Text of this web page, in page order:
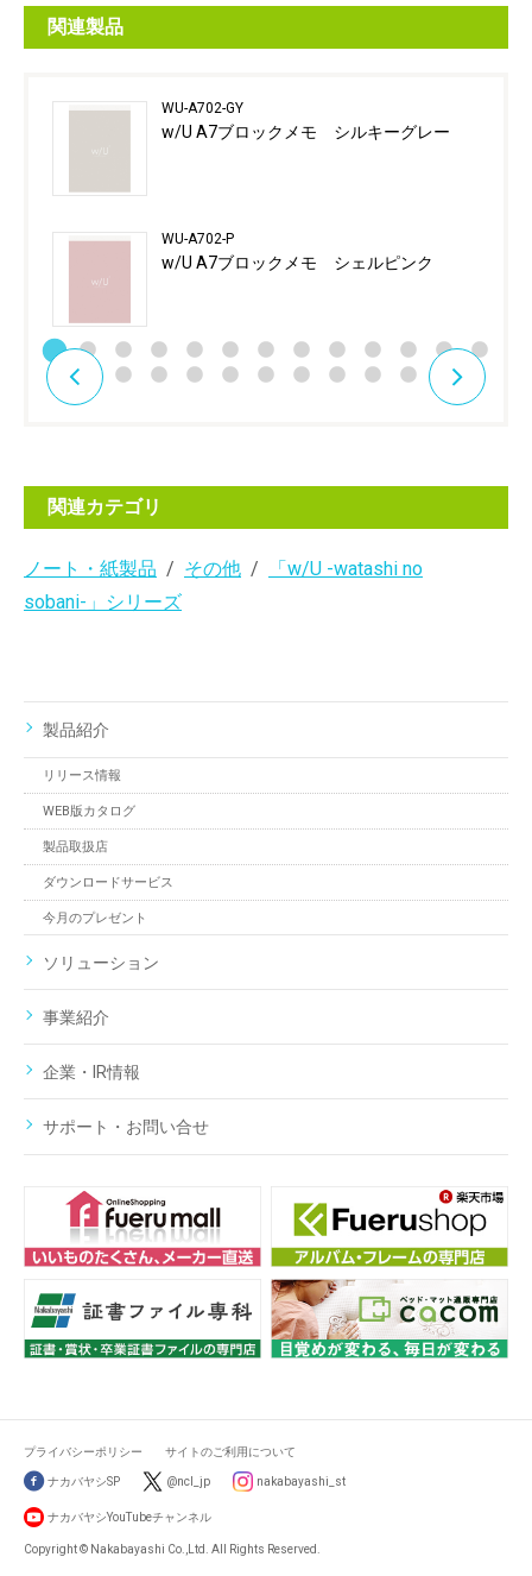
関連製品
WU-A702-GY
w/U A7ブロックメモ シルキーグレー
WU-A702-P
w/U A7ブロックメモ シェルピンク
関連カテゴリ
ノート・紙製品 その他
「w/U -watashi no
sobani-」シリーズ
製品紹介
リリース情報
WEB版カタログ
製品取扱店
ダウンロードサービス
今月のプレゼント
ソリューション
事業紹介
企業・IR情報
サポート・お問い合せ
プライバシーポリシー サイトのご利用について
ナカバヤシSP @ncl_jp nakabayashi_st
ナカバヤシYouTubeチャンネル
Copyright © Nakabayashi Co.,Ltd. All Rights Reserved.